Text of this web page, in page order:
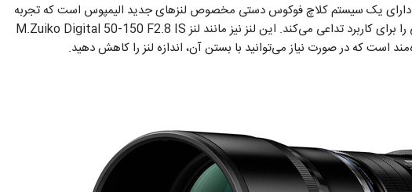
لنز M.Zuiko Digital ED 300mm F4 دارای یک سیستم کلاچ فوکوس دستی مخصوص لنز‌های جدید الیمپوس است که تجربه
کاربری فوکوس با لنز‌های حرفه‌ای قدیمی را برای کاربرد تداعی می‌کند. این لنز نیز مانند لنز M.Zuiko Digital 50-150 F2.8 IS